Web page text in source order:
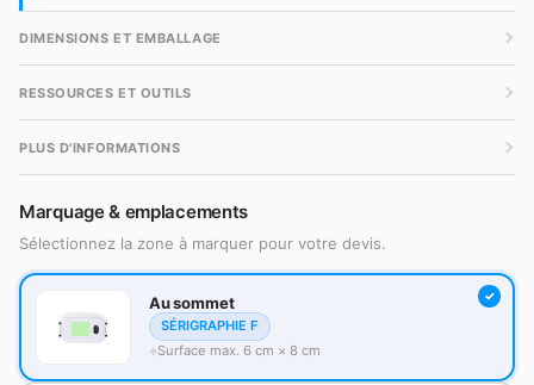
DIMENSIONS ET EMBALLAGE
RESSOURCES ET OUTILS
PLUS D'INFORMATIONS
Marquage & emplacements
Sélectionnez la zone à marquer pour votre devis.
Au sommet
SÉRIGRAPHIE F
Surface max. 6 cm × 8 cm